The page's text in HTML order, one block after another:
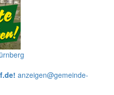
anzeigen@gemeinde-